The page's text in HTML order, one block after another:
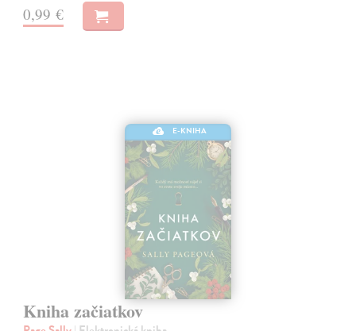
0,99 €
E-KNIHA
Kniha začiatkov